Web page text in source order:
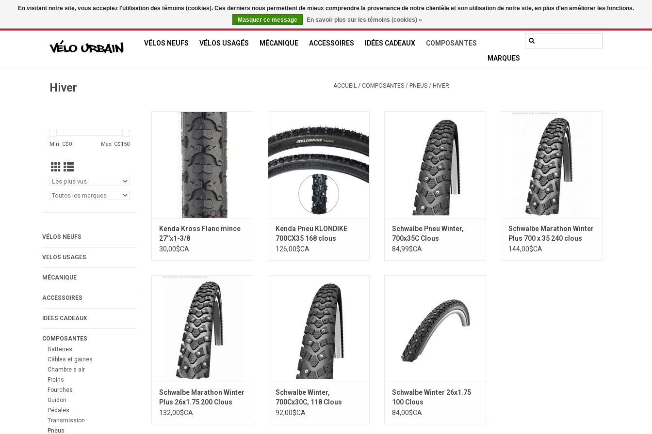
VÉLOS NEUFS VÉLOS USAGÉS MÉCANIQUE ACCESSOIRES IDÉES CADEAUX
COMPOSANTES
MARQUES
Hiver ACCUEIL / COMPOSANTES / PNEUS / HIVER
Min: C$0 Max: C$150
VÉLOS NEUFS
VÉLOS USAGÉS
MÉCANIQUE
ACCESSOIRES
IDÉES CADEAUX
COMPOSANTES
Batteries
Câbles et gaines
Chambre à air
Freins
Fourches
Guidon
Pédales
Transmission
Pneus
Kenda Kross
Kenda Kross Flanc mince
27''x1-3/8
30,00$CA
168 clous
AJOUTER AU PANIER
Kenda Pneu KLONDIKE
700CX35 168 clous
126,00$CA
Clous
AJOUTER AU PANIER
Schwalbe Pneu Winter,
700x35C Clous
84,99$CA
Schwalbe Marathon Winter Plus
700 x 35 240 clous
AJOUTER AU PANIER
Schwalbe Marathon Winter
Plus 700 x 35 240 clous
144,00$CA
Schwalbe Marathon Winter Plus
26x1.75 200 Clous
AJOUTER AU PANIER
Schwalbe Marathon Winter
Plus 26x1.75 200 Clous
132,00$CA
AJOUTER AU PANIER
Schwalbe Winter,
700Cx30C, 118 Clous
92,00$CA
AJOUTER AU PANIER
Schwalbe Winter 26x1.75
100 Clous
84,00$CA
En visitant notre site, vous acceptez l'utilisation des témoins (cookies). Ces derniers nous permettent de mieux comprendre la provenance de notre clientèle et son utilisation de notre site, en plus d'en améliorer les fonctions.
Masquer ce message
En savoir plus sur les témoins (cookies) »